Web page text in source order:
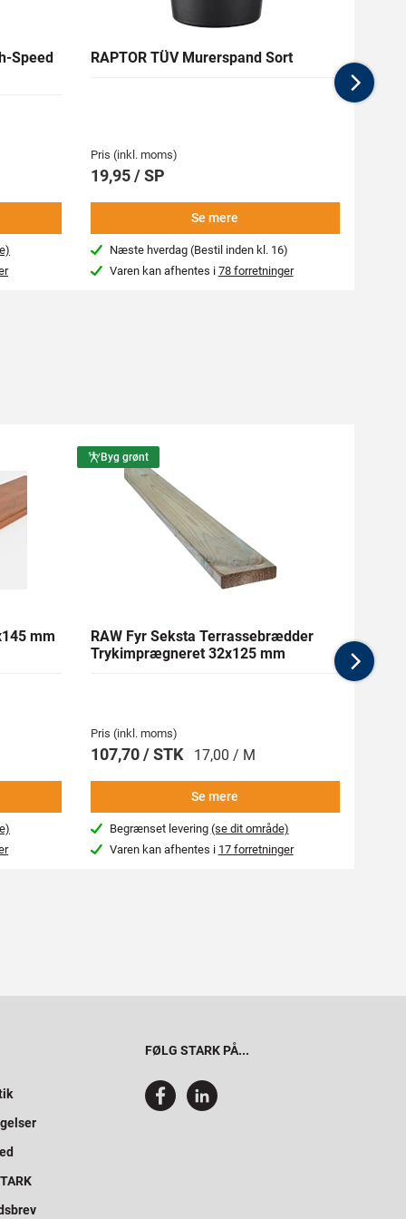
Speed
RAPTOR TÜV Murerspand Sort
Pris (inkl. moms)
19,95 / SP
Se mere
Næste hverdag (Bestil inden kl. 16)
Varen kan afhentes i 78 forretninger
mm
Byg grønt
RAW Fyr Seksta Terrassebrædder
Trykimprægneret 32x125 mm
Pris (inkl. moms)
107,70 / STK 17,00 / M
Se mere
Begrænset levering (se dit område)
Varen kan afhentes i 17 forretninger
mm
FØLG STARK PÅ...